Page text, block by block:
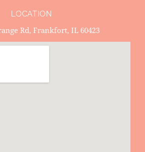
LOCATION
Rd, Frankfort, IL 60423